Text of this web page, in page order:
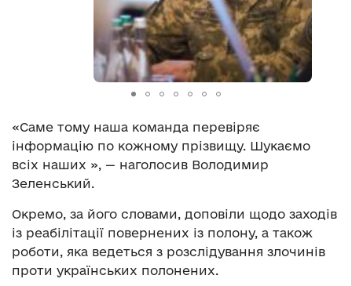
«Саме тому наша команда перевіряє
інформацію по кожному прізвищу. Шукаємо
всіх наших », — наголосив Володимир
Зеленський.
Окремо, за його словами, доповіли щодо заходів
із реабілітації повернених із полону, а також
роботи, яка ведеться з розслідування злочинів
проти українських полонених.